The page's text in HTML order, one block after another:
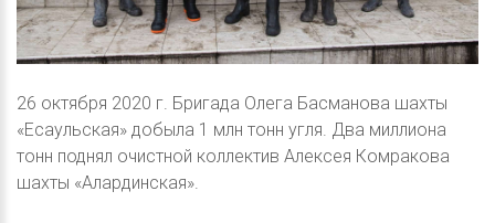
26 октября 2020 г. Бригада Олега Басманова шахты
«Есаульская» добыла 1 млн тонн угля. Два миллиона
тонн поднял очистной коллектив Алексея Комракова
шахты «Алардинская».